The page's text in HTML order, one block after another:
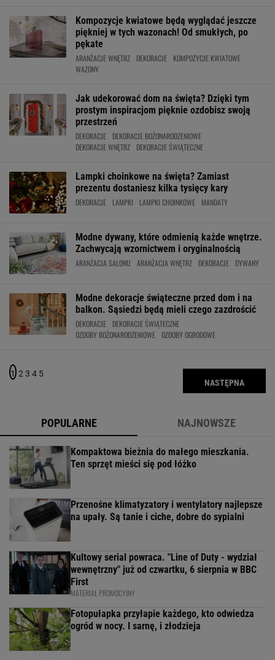
Kompozycje kwiatowe będą wyglądać jeszcze
piękniej w tych wazonach! Od smukłych, po
pękate
ARANŻACJE WNĘTRZ DEKORACJE
KOMPOZYCJE KWIATOWE
WAZONY
Jak udekorować dom na święta? Dzięki tym
prostym inspiracjom pięknie ozdobisz swoją
przestrzeń
DEKORACJE
DEKORACJE BOŻONARODZENIOWE
DEKORACJE WNĘTRZ
DEKORACJE ŚWIĄTECZNE
Lampki choinkowe na święta? Zamiast
prezentu dostaniesz kilka tysięcy kary
DEKORACJE LAMPKI LAMPKI CHOINKOWE MANDATY
Modne dywany, które odmienią każde wnętrze.
Zachwycają wzornictwem i oryginalnością
ARANŻACJA SALONU ARANŻACJA WNĘTRZ DEKORACJE DYWANY
Modne dekoracje świąteczne przed dom i na
balkon. Sąsiedzi będą mieli czego zazdrościć
DEKORACJE
DEKORACJE ŚWIĄTECZNE
OZDOBY BOŻONARODZENIOWE OZDOBY OGRODOWE
1 2 3 4 5
NASTĘPNA
POPULARNE NAJNOWSZE
Kompaktowa bieżnia do małego mieszkania.
Ten sprzęt mieści się pod łóżko
Przenośne klimatyzatory i wentylatory najlepsze
na upały. Są tanie i ciche, dobre do sypialni
Kultowy serial powraca. "Line of Duty - wydział
wewnętrzny" już od czwartku, 6 sierpnia w BBC
First
MATERIAŁ PROMOCYJNY
Fotopułapka przyłapie każdego, kto odwiedza
ogród w nocy. I sarnę, i złodzieja